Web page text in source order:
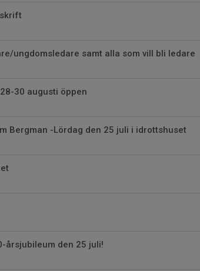
ungdomsledare samt alla som vill bli ledare
30 augusti öppen
Bergman -Lördag den 25 juli i idrottshuset
årsjubileum den 25 juli!